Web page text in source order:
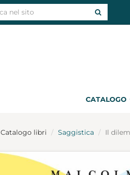
CATALOGO
Catalogo libri Saggistica Il